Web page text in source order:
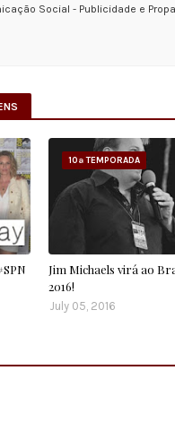
Social - Publicidade e
10ª TEMPORADA
Jim Michaels virá ao
2016!
July 05, 2016